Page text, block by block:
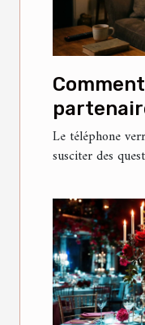
Le téléphone
susciter des